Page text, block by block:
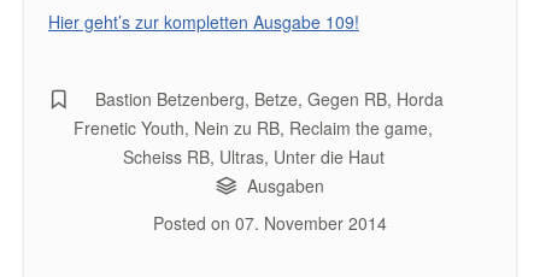
Hier geht’s zur kompletten Ausgabe 109!
Bastion Betzenberg, Betze, Gegen RB, Horda
Frenetic Youth, Nein zu RB, Reclaim the game,
Scheiss RB, Ultras, Unter die Haut
Ausgaben
Posted on 07. November 2014